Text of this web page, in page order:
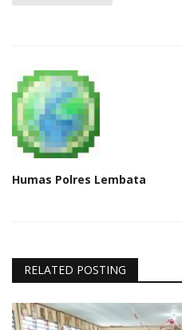
Humas Polres Lembata
RELATED POSTING